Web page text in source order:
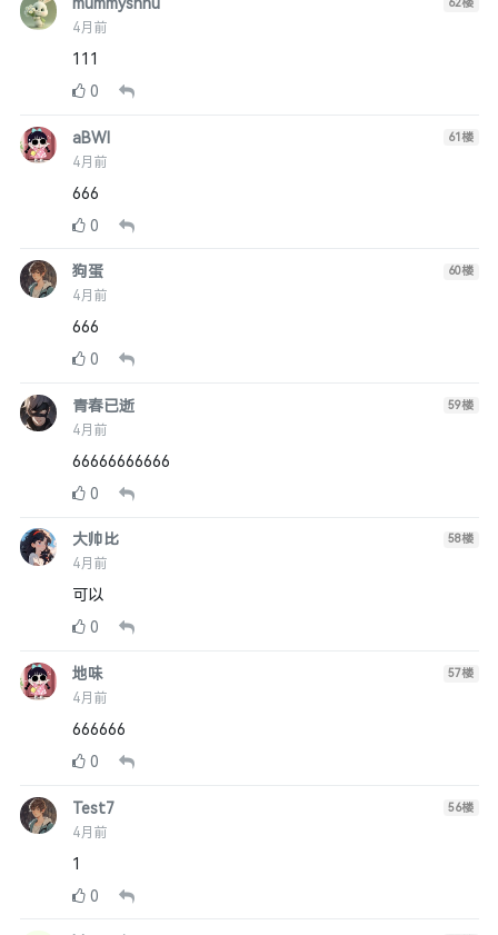
mummysnnu
4月前
62楼
111
0
aBWl
4月前
61楼
666
0
狗蛋
4月前
60楼
666
0
青春已逝
4月前
59楼
66666666666
0
大帅比
4月前
58楼
可以
0
地味
4月前
57楼
666666
0
Test7
4月前
56楼
1
0